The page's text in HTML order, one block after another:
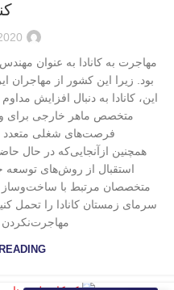
مهاجرت به کانادا به عنوان
بود. زیرا این کشور از مهاجران
این، کانادا به دنبال افزایش
متخصص ماهر خارجی برای
فرصت‌های شغلی متعدد
همچنین ازآنجایی‌که در حال
استقبال از روش‌های توسعه
متخصصان مرتبط با ساخت‌وساز
سرمای زمستان کانادا را تحمل
مهاجرت‌نکردن